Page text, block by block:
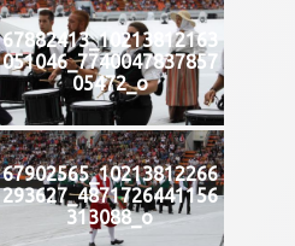
67882413_10213812163
051046_7740047837857
05472_o
67902565_10213812266
293627_4871726441156
313088_o